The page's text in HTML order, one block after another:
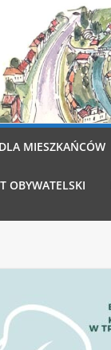
DLA MIESZKAŃCÓW
OBYWATELSKI